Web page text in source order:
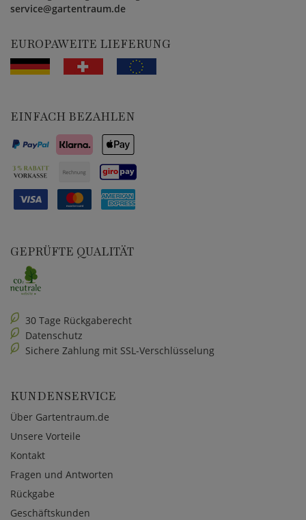
service@gartentraum.de
EUROPAWEITE LIEFERUNG
EINFACH BEZAHLEN
GEPRÜFTE QUALITÄT
30 Tage Rückgaberecht
Datenschutz
Sichere Zahlung mit SSL-Verschlüsselung
KUNDENSERVICE
Über Gartentraum.de
Unsere Vorteile
Kontakt
Fragen und Antworten
Rückgabe
Geschäftskunden